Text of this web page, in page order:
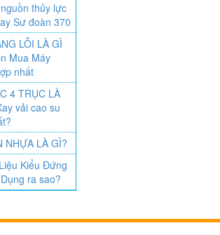
thủy lực
Sư đoàn 370
LỖI LÀ GÌ
Mua Máy
nhất
4 TRỤC LÀ
vải cao su
NHỰA LÀ GÌ?
Kiểu Đứng
ra sao?